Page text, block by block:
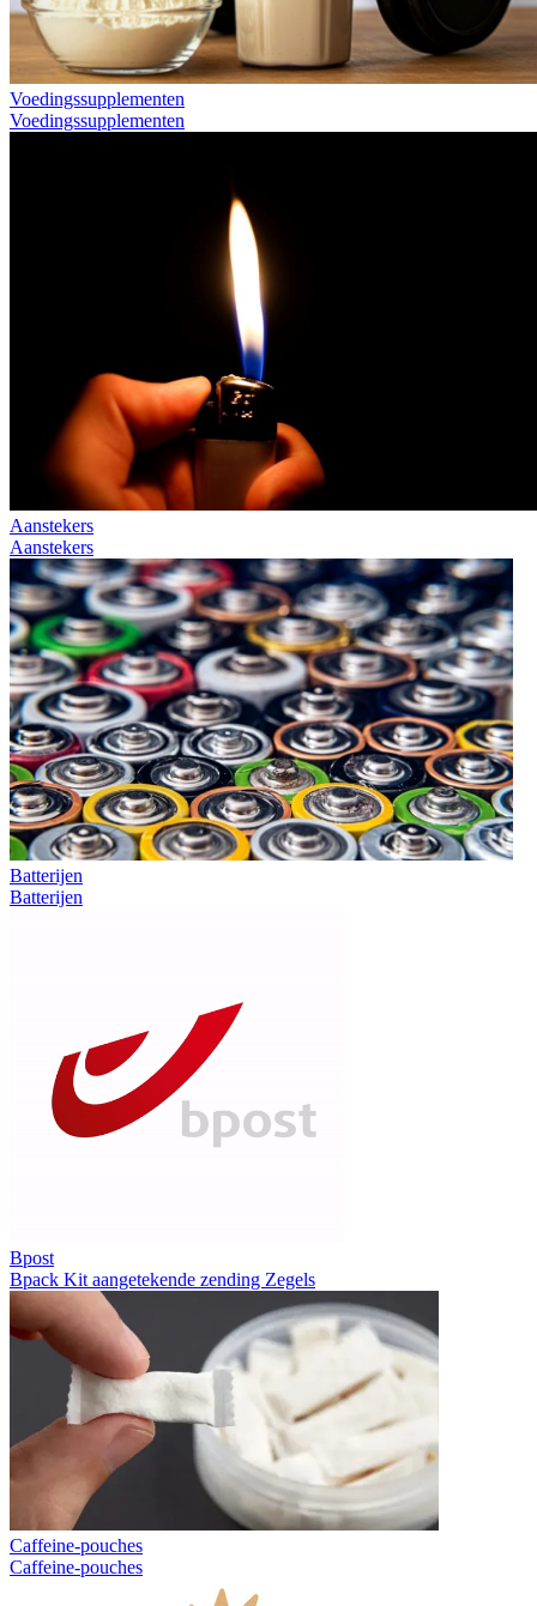
Voedingssupplementen
Voedingssupplementen
Aanstekers
Aanstekers
Batterijen
Batterijen
Bpost
Bpack Kit aangetekende zending Zegels
Caffeine-pouches
Caffeine-pouches